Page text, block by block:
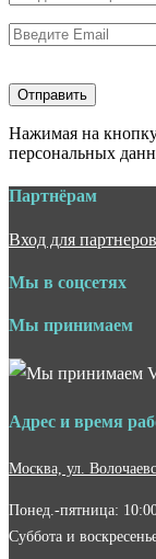
Нажимая на
персональных
Партнёрам
Вход для партнеров
Мы в соцсетях
Мы принимаем
Адрес и время
Москва, ул.
Понед.-пятница:
Суббота и